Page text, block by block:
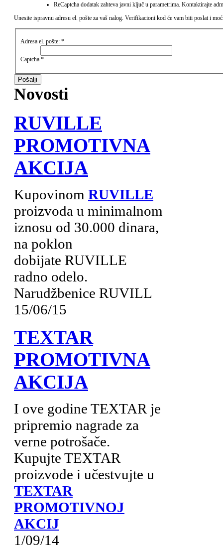
ReCaptcha dodatak zahteva javni ključ u parametrima. Kontaktirajte
Unesite ispravnu adresu el. pošte za vaš nalog. Verifikacioni kod će vam biti poslat i
Adresa el. pošte: *
Captcha *
Pošalji
Novosti
RUVILLE
PROMOTIVNA
AKCIJA
Kupovinom RUVILLE
proizvoda u minimalnom
iznosu od 30.000 dinara,
na poklon
dobijate RUVILLE
radno odelo.
Narudžbenice RUVILL
15/06/15
TEXTAR
PROMOTIVNA
AKCIJA
I ove godine TEXTAR je
pripremio nagrade za
verne potrošače.
Kupujte TEXTAR
proizvode i učestvujte u
TEXTAR
PROMOTIVNOJ
AKCIJ
1/09/14